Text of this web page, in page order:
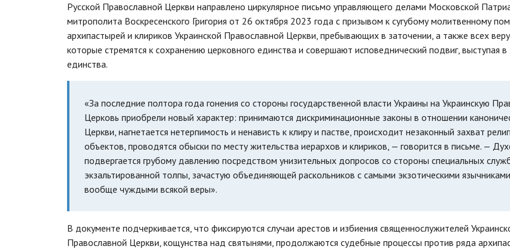
Русской Православной Церкви направлено циркулярное письмо управляющего делами Московской
митрополита Воскресенского Григория от 26 октября 2023 года с призывом к сугубому молитвенному
архипастырей и клириков Украинской Православной Церкви, пребывающих в заточении, а также всех
которые стремятся к сохранению церковного единства и совершают исповеднический подвиг, выступая в
единства.
«За последние полтора года гонения со стороны государственной власти Украины на Украинскую
Церковь приобрели новый характер: принимаются дискриминационные законы в отношении
Церкви, нагнетается нетерпимость и ненависть к клиру и пастве, происходит незаконный захват
объектов, проводятся обыски по месту жительства иерархов и клириков, — говорится в письме. —
подвергается грубому давлению посредством унизительных допросов со стороны специальных
экзальтированной толпы, зачастую объединяющей раскольников с самыми экзотическими
вообще чуждыми всякой веры».
В документе подчеркивается, что фиксируются случаи арестов и избиения священнослужителей
Православной Церкви, кощунства над святынями, продолжаются судебные процессы против ряда